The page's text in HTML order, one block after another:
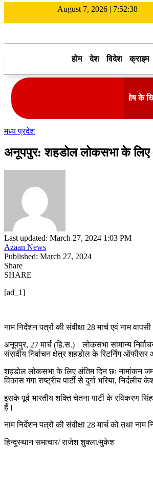
August 7, 2026 | 7:52:38
होम देश विदेश क्राइम
टिप्पणी को लेकर दिलीप घोष के खिलाफ
मध्य प्रदेश
अनूपपुर: शहडोल लोकसभा के लिए
Last updated: March 27, 2024 1:03 PM
Azaan News
Published: March 27, 2024
Share
SHARE
[ad_1]
नाम निर्देशन पत्रों की संवीक्षा 28 मार्च एवं नाम
अनूपपुर, 27 मार्च (हि.स.)। लोकसभा सामान्य
संसदीय निर्वाचन क्षेत्र शहडोल के रिटर्निंग
शहडोल लोकसभा के लिए अंतिम दिन छः नामांकन जमा
विकास गंगा राष्ट्रीय पार्टी से दुर्गा भरिया,
इसके पूर्व भारतीय शक्ति चेतना पार्टी के रविकरण
हैं।
नाम निर्देशन पत्रों की संवीक्षा 28 मार्च को तथा
हिन्दुस्थान समाचार/ राजेश शुक्ला/मुकेश